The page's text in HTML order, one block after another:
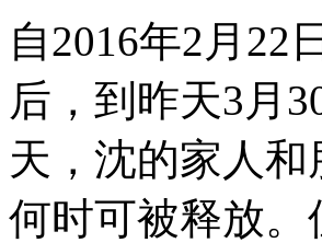
自2016年2月22
后，到昨天3月
天，沈的家人
何时可被释放。